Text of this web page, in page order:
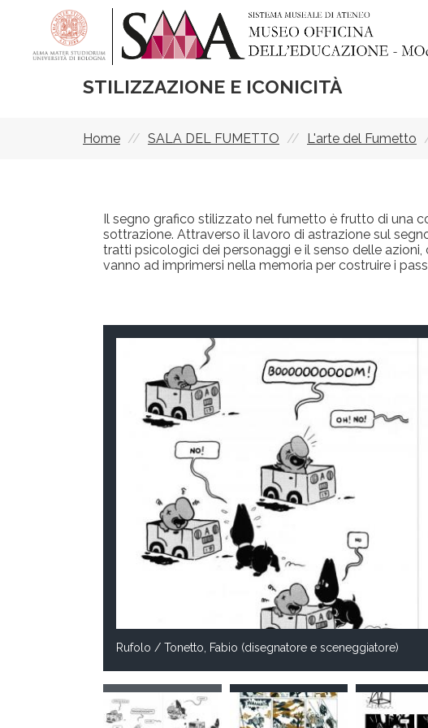
contenuto
principale
STILIZZAZIONE E ICONICITÀ
Briciole
Home SALA DEL FUMETTO L'arte del Fumetto
Il segno grafico stilizzato nel fumetto è frutto di una
sottrazione. Attraverso il lavoro di astrazione sul
tratti psicologici dei personaggi e il senso delle
vanno ad imprimersi nella memoria per costruire i
Rufolo / Tonetto, Fabio (disegnatore e sceneggiatore)